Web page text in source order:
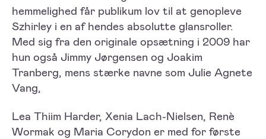
hemmelighed får publikum lov til at genopleve
Szhirley i en af hendes absolutte glansroller.
Med sig fra den originale opsætning i 2009 har
hun også Jimmy Jørgensen og Joakim
Tranberg, mens stærke navne som Julie Agnete
Vang,
Lea Thiim Harder, Xenia Lach-Nielsen, Renè
Wormak og Maria Corydon er med for første